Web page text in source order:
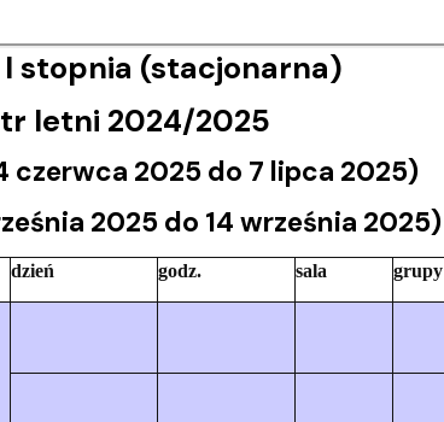
I stopnia (stacjonarna)
letni 2024/2025
czerwca 2025 do 7 lipca 2025)
2025 do 14 września 2025)
dzień godz. sala grupy